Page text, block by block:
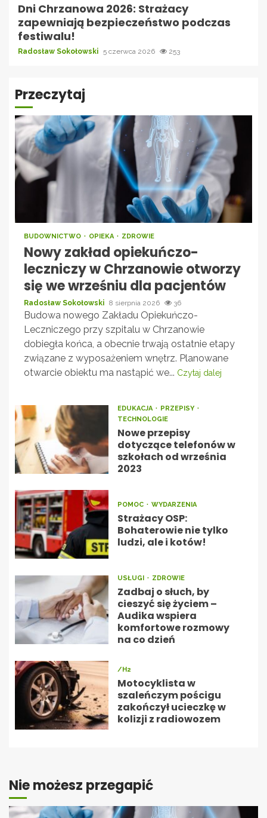
Dni Chrzanowa 2026: Strażacy
zapewniają bezpieczeństwo podczas
festiwalu!
Radosław Sokołowski 5 czerwca 2026 253
Przeczytaj
BUDOWNICTWO OPIEKA ZDROWIE
Nowy zakład opiekuńczo-
leczniczy w Chrzanowie otworzy
się we wrześniu dla pacjentów
Radosław Sokołowski 8 sierpnia 2026 36
Budowa nowego Zakładu Opiekuńczo-
Leczniczego przy szpitalu w Chrzanowie
dobiegła końca, a obecnie trwają ostatnie etapy
związane z wyposażeniem wnętrz. Planowane
otwarcie obiektu ma nastąpić we... Czytaj dalej
EDUKACJA
PRZEPISY
TECHNOLOGIE
Nowe przepisy
dotyczące telefonów w
szkołach od września
2023
POMOC WYDARZENIA
Strażacy OSP:
Bohaterowie nie tylko
ludzi, ale i kotów!
USŁUGI ZDROWIE
Zadbaj o słuch, by
cieszyć się życiem –
Audika wspiera
komfortowe rozmowy
na co dzień
/H2
Motocyklista w
szaleńczym pościgu
zakończył ucieczkę w
kolizji z radiowozem
Nie możesz przegapić